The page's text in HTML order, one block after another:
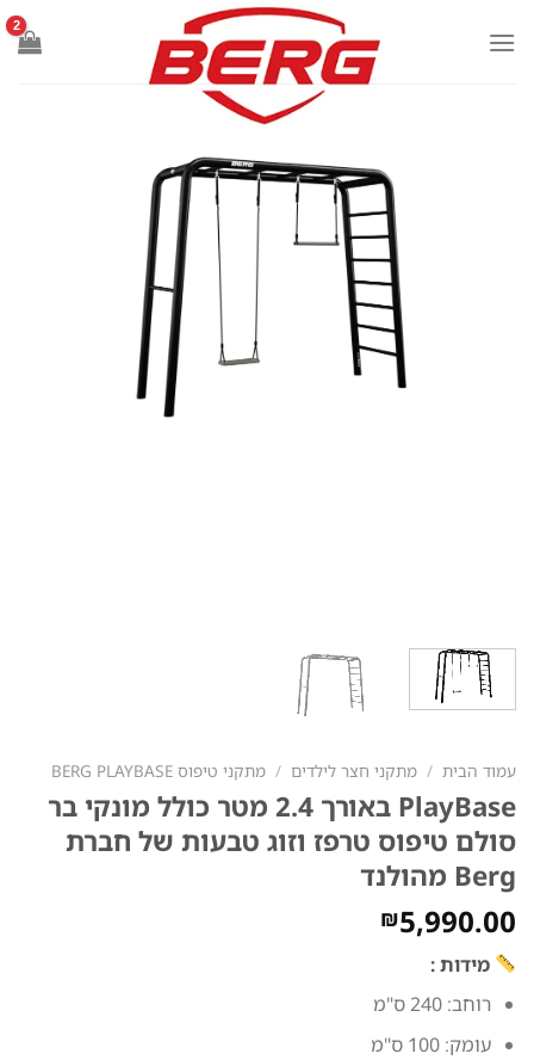
עמוד הבית / מתקני חצר לילדים / מתקני טיפוס BERG PLAYBASE
PlayBase באורך 2.4 מטר כולל מונקי בר
סולם טיפוס טרפז וזוג טבעות של חברת
Berg מהולנד
₪5,990.00
מידות :
רוחב: 240 ס"מ
עומק: 100 ס"מ